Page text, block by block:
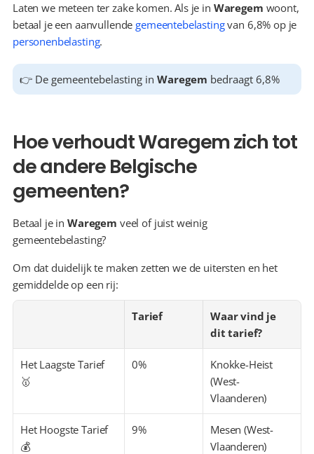
Laten we meteen ter zake komen. Als je in Waregem woont,
betaal je een aanvullende gemeentebelasting
personenbelasting.
👉 De gemeentebelasting in Waregem bedraagt 6,8%
Hoe verhoudt Waregem zich tot
de andere Belgische
gemeenten?
Betaal je in Waregem veel of juist weinig
gemeentebelasting?
Om dat duidelijk te maken zetten we de uitersten en het
gemiddelde op een rij:
Tarief
Waar vind je
dit tarief?
Het Laagste Tarief
🥇
0%
Knokke-Heist
(West-
Vlaanderen)
Het Hoogste Tarief
💰
9%
Mesen (West-
Vlaanderen)